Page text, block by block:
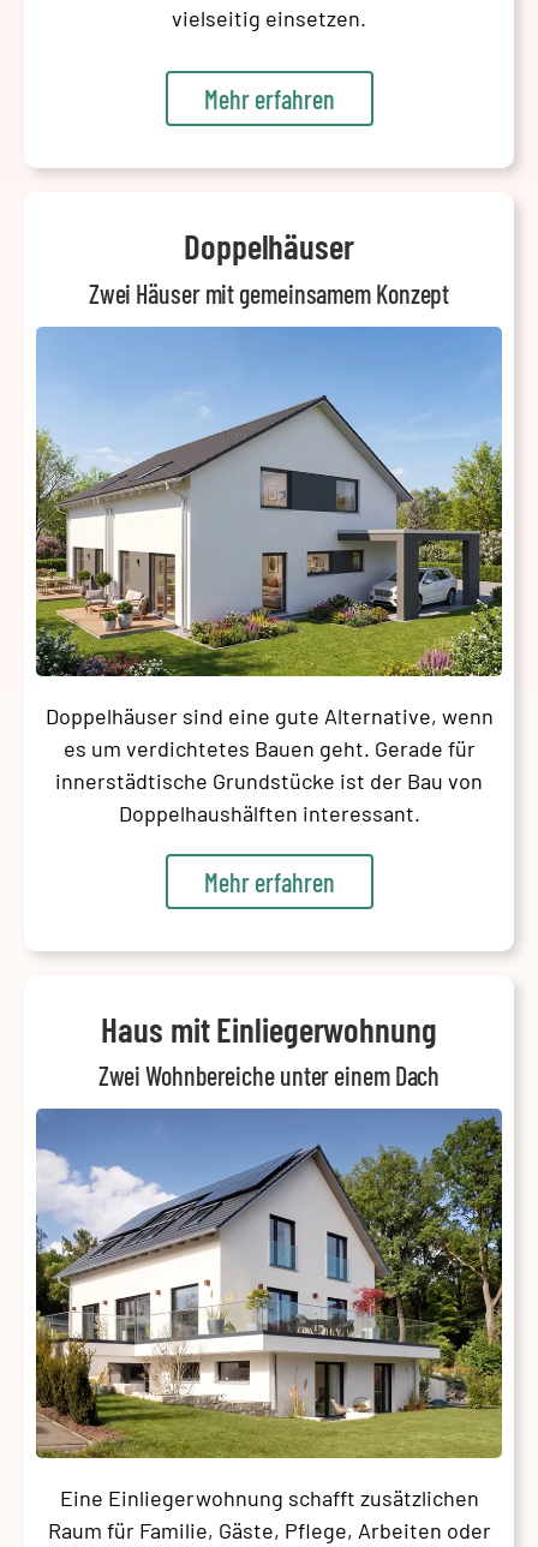
vielseitig einsetzen.
Mehr erfahren
Doppelhäuser
Zwei Häuser mit gemeinsamem Konzept
Doppelhäuser sind eine gute Alternative, wenn
es um verdichtetes Bauen geht. Gerade für
innerstädtische Grundstücke ist der Bau von
Doppelhaushälften interessant.
Mehr erfahren
Haus mit Einliegerwohnung
Zwei Wohnbereiche unter einem Dach
Eine Einliegerwohnung schafft zusätzlichen
Raum für Familie, Gäste, Pflege, Arbeiten oder